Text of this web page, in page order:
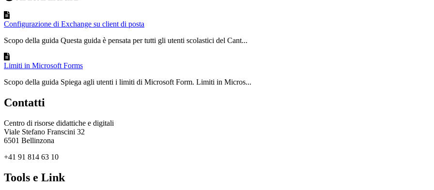
Configurazione di Exchange su client di posta
Scopo della guida Questa guida è pensata per tutti gli utenti scolastici del Cant...
Limiti in Microsoft Forms
Scopo della guida Spiega agli utenti i limiti di Microsoft Form. Limiti in Micros...
Contatti
Centro di risorse didattiche e digitali
Viale Stefano Franscini 32
6501 Bellinzona
+41 91 814 63 10
Tools e Link